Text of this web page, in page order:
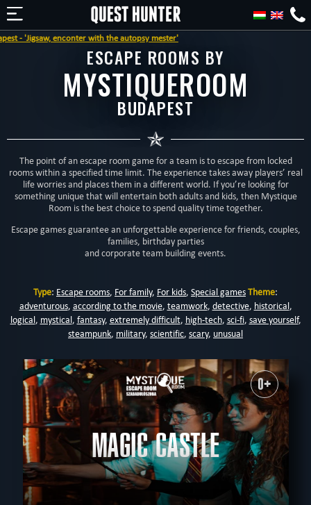
with the autopsy mester'
ESCAPE ROOMS BY
MYSTIQUEROOM
BUDAPEST
The point of an escape room game for a team is to escape from locked
rooms within a specified time limit. The experience takes away players’ real
life worries and places them in a different world. If you’re looking for
something unique that will entertain both adults and kids, then Mystique
Room is the best choice to spend quality time together.
Escape games guarantee an unforgettable experience for friends, couples,
families, birthday parties
and corporate team building events.
Type: Escape rooms, For family, For kids, Special gamesTheme:
adventurous, according to the movie, teamwork, detective, historical,
logical, mystical, fantasy, extremely difficult, high-tech, sci-fi, save yourself,
steampunk, military, scientific, scary, unusual
0+
MAGIC CASTLE